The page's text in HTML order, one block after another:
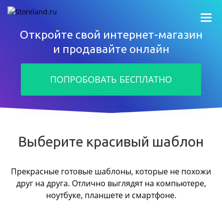
Откройте свой интернет-магазин
и продавайте онлайн
ПОПРОБОВАТЬ БЕСПЛАТНО
Выберите красивый шаблон
Прекрасные готовые шаблоны, которые не похожи
друг на друга. Отлично выглядят на компьютере,
ноутбуке, планшете и смартфоне.